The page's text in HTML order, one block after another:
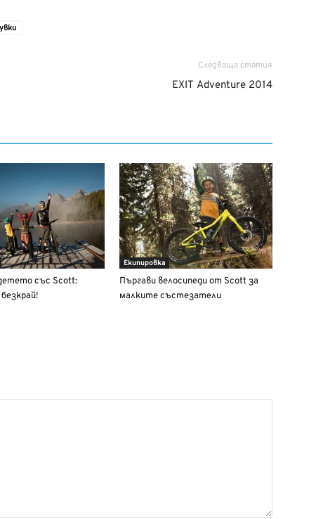
Следваща статия
EXIT Adventure 2014
със Scott:
Екипировка
Пъргави велосипеди от Scott за
малките състезатели